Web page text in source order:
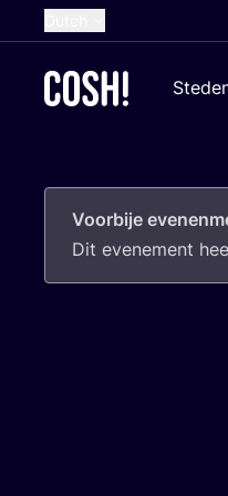
French
German
Croatian
Voorbije
Dit eve­ne­ment